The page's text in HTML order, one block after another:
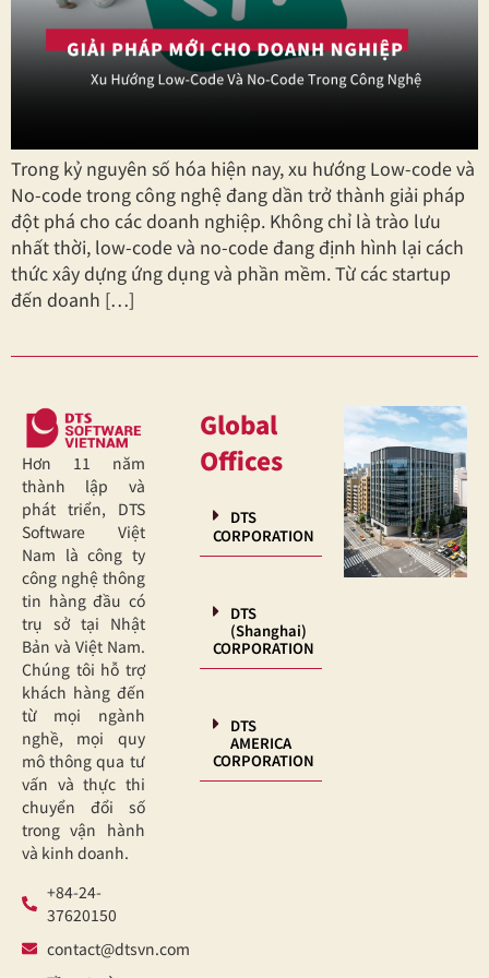
Trong kỷ nguyên số hóa hiện nay, xu hướng Low-code và
No-code trong công nghệ đang dần trở thành giải pháp
đột phá cho các doanh nghiệp. Không chỉ là trào lưu
nhất thời, low-code và no-code đang định hình lại cách
thức xây dựng ứng dụng và phần mềm. Từ các startup
đến doanh […]
Hơn 11 năm
thành lập và
phát triển, DTS
Software Việt
Nam là công ty
công nghệ thông
tin hàng đầu có
trụ sở tại Nhật
Bản và Việt Nam.
Chúng tôi hỗ trợ
khách hàng đến
từ mọi ngành
nghề, mọi quy
mô thông qua tư
vấn và thực thi
chuyển đổi số
trong vận hành
và kinh doanh.
+84-24-
37620150
contact@dtsvn.com
Global
Offices
DTS
CORPORATION
DTS
(Shanghai)
CORPORATION
DTS
AMERICA
CORPORATION